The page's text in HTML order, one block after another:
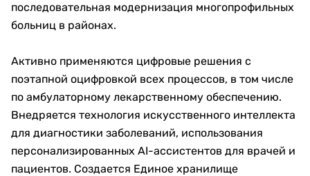
последовательная модернизация многопрофильных
больниц в районах.
Активно применяются цифровые решения с
поэтапной оцифровкой всех процессов, в том числе
по амбулаторному лекарственному обеспечению.
Внедряется технология искусственного интеллекта
для диагностики заболеваний, использования
персонализированных AI-ассистентов для врачей и
пациентов. Создается Единое хранилище